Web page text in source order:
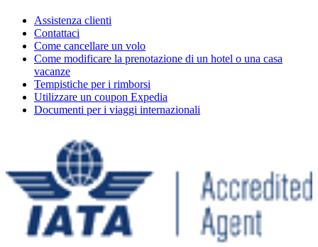
Assistenza clienti
Contattaci
Come cancellare un volo
Come modificare la prenotazione di un hotel o una casa
vacanze
Tempistiche per i rimborsi
Utilizzare un coupon Expedia
Documenti per i viaggi internazionali